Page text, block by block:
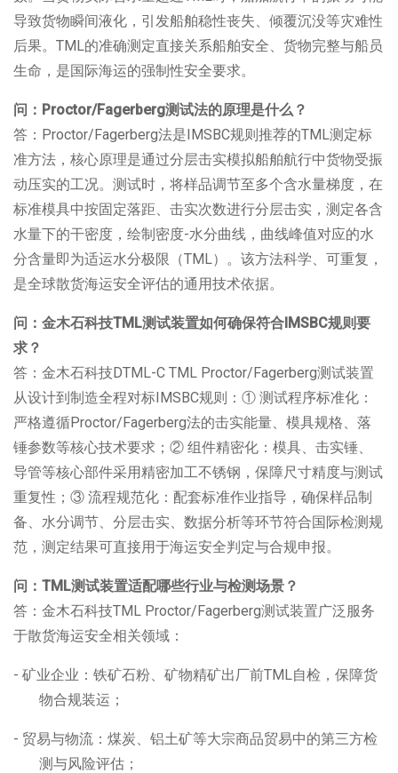
导致货物瞬间液化，引发船舶稳性丧失、倾覆沉没等灾难性
后果。 TML的准确测定直接关系船舶安全、货物完整与船员
生命，是国际海运的强制性安全要求。
问： Proctor/Fagerberg测试法的原理是什么？
答： Proctor/Fagerberg法是IMSBC规则推荐的TML测定标
准方法，核心原理是通过分层击实模拟船舶航行中货物受振
动压实的工况。测试时，将样品调节至多个含水量梯度，在
标准模具中按固定落距、击实次数进行分层击实，测定各含
水量下的干密度，绘制密度-水分曲线，曲线峰值对应的水
分含量即为适运水分极限（TML）。该方法科学、可重复，
是全球散货海运安全评估的通用技术依据。
问：金木石科技TML测试装置如何确保符合IMSBC规则要
求？
答：金木石科技DTML-C TML Proctor/Fagerberg测试装置
从设计到制造全程对标IMSBC规则： ① 测试程序标准化：
严格遵循Proctor/Fagerberg法的击实能量、模具规格、落
锤参数等核心技术要求； ② 组件精密化：模具、击实锤、
导管等核心部件采用精密加工不锈钢，保障尺寸精度与测试
重复性； ③ 流程规范化：配套标准作业指导，确保样品制
备、水分调节、分层击实、数据分析等环节符合国际检测规
范，测定结果可直接用于海运安全判定与合规申报。
问： TML测试装置适配哪些行业与检测场景？
答：金木石科技TML Proctor/Fagerberg测试装置广泛服务
于散货海运安全相关领域：
- 矿业企业：铁矿石粉、矿物精矿出厂前TML自检，保障货
物合规装运；
- 贸易与物流：煤炭、铝土矿等大宗商品贸易中的第三方检
测与风险评估；